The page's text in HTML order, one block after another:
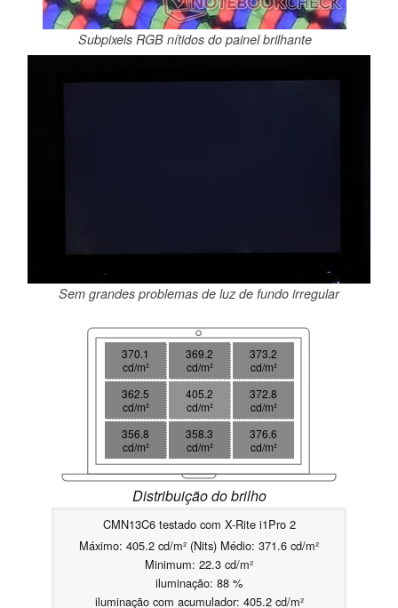
Subpixels RGB nítidos do painel brilhante
Sem grandes problemas de luz de fundo irregular
370.1
cd/m²
369.2
cd/m²
373.2
cd/m²
362.5
cd/m²
405.2
cd/m²
372.8
cd/m²
356.8
cd/m²
358.3
cd/m²
376.6
cd/m²
Distribuição do brilho
CMN13C6 testado com X-Rite i1Pro 2
Máximo: 405.2 cd/m² (Nits) Médio: 371.6 cd/m²
Minimum: 22.3 cd/m²
iluminação: 88 %
iluminação com acumulador: 405.2 cd/m²